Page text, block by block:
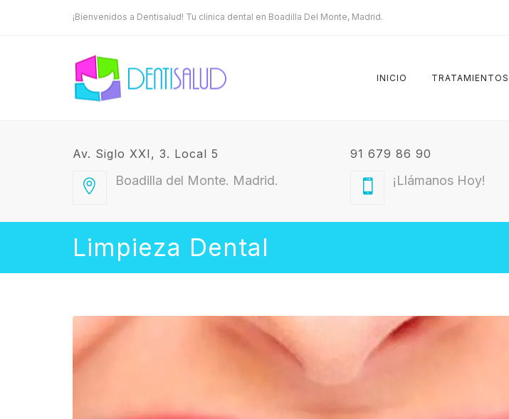
¡Bienvenidos a Dentisalud! Tu clínica dental en Boadilla Del Monte, Madrid.
INICIO TRATAMIENTOS
Av. Siglo XXI, 3. Local 5
Boadilla del Monte. Madrid.
91 679 86 90
¡Llámanos Hoy!
Limpieza Dental